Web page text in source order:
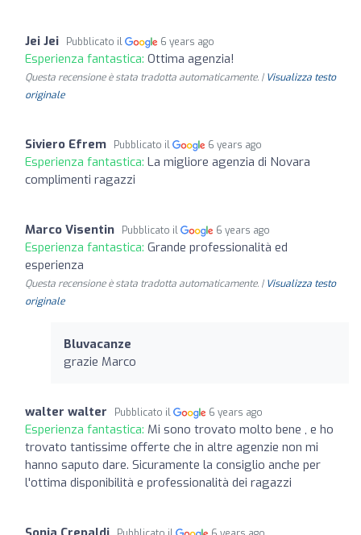
Jei Jei Pubblicato il 6 years ago
Esperienza fantastica: Ottima agenzia!
Questa recensione è stata tradotta automaticamente. | Visualizza testo
originale
Siviero Efrem Pubblicato il 6 years ago
Esperienza fantastica: La migliore agenzia di Novara
complimenti ragazzi
Marco Visentin Pubblicato il 6 years ago
Esperienza fantastica: Grande professionalità ed
esperienza
Questa recensione è stata tradotta automaticamente. | Visualizza testo
originale
Bluvacanze
grazie Marco
walter walter Pubblicato il 6 years ago
Esperienza fantastica: Mi sono trovato molto bene , e ho
trovato tantissime offerte che in altre agenzie non mi
hanno saputo dare. Sicuramente la consiglio anche per
l'ottima disponibilità e professionalità dei ragazzi